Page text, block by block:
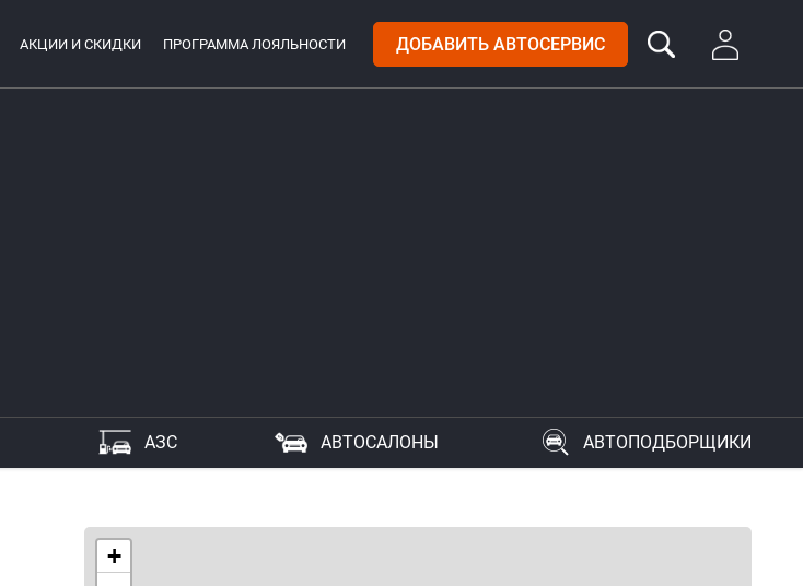
АКЦИИ И СКИДКИ ПРОГРАММА ЛОЯЛЬНОСТИ ДОБАВИТЬ АВТОСЕРВИС
АЗС АВТОСАЛОНЫ АВТОПОДБОРЩИКИ
+